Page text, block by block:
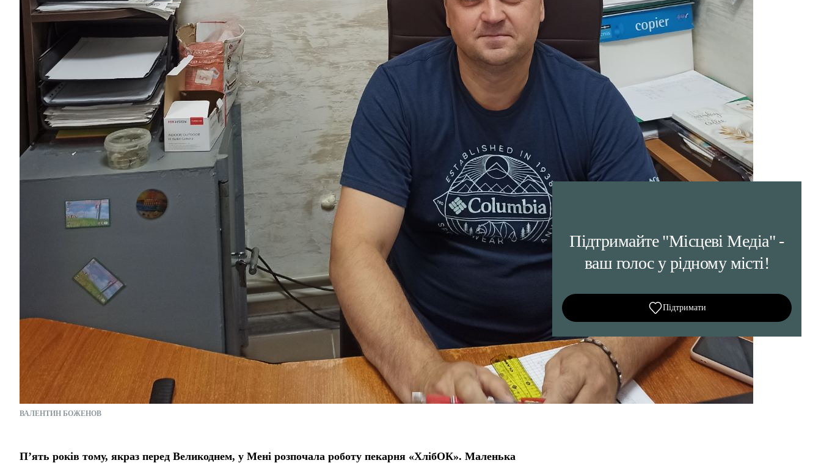
ВАЛЕНТИН БОЖЕНОВ
П’ять років тому, якраз перед Великоднем, у Мені розпочала роботу пекарня «ХлібОК». Маленька
Автосервіс 16
Ресторани та кафе
Підтримайте "Місцеві Медіа" -
ваш голос у рідному місті!
Підтримати